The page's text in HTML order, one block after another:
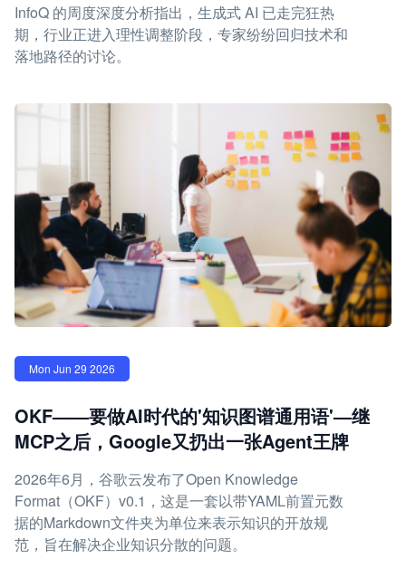
InfoQ 的周度深度分析指出，生成式 AI 已走完狂热
期，行业正进入理性调整阶段，专家纷纷回归技术和
落地路径的讨论。
Mon Jun 29 2026
OKF——要做AI时代的'知识图谱通用语'—继
MCP之后，Google又扔出一张Agent王牌
2026年6月，谷歌云发布了Open Knowledge
Format（OKF）v0.1，这是一套以带YAML前置元数
据的Markdown文件夹为单位来表示知识的开放规
范，旨在解决企业知识分散的问题。